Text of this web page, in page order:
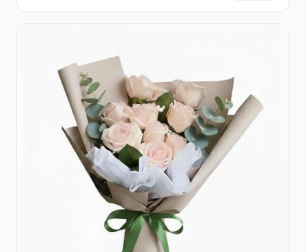
Praline Ferrero